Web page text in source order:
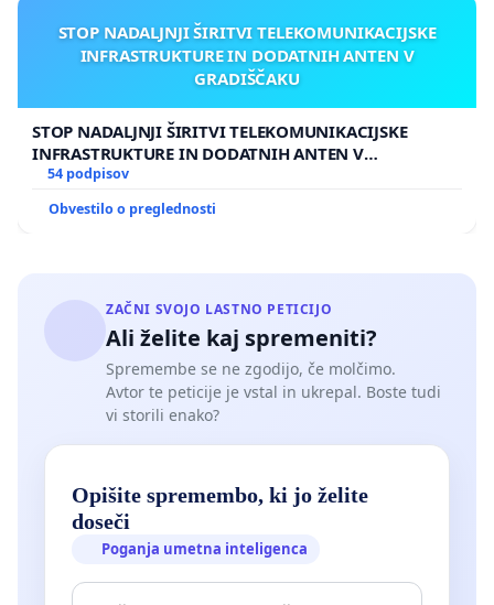
STOP NADALJNJI ŠIRITVI TELEKOMUNIKACIJSKE
INFRASTRUKTURE IN DODATNIH ANTEN V
GRADIŠČAKU
STOP NADALJNJI ŠIRITVI TELEKOMUNIKACIJSKE
INFRASTRUKTURE IN DODATNIH ANTEN V
GRADIŠČAKU
54 podpisov
Obvestilo o preglednosti
ZAČNI SVOJO LASTNO PETICIJO
Ali želite kaj spremeniti?
Spremembe se ne zgodijo, če molčimo.
Avtor te peticije je vstal in ukrepal. Boste tudi
vi storili enako?
Opišite spremembo, ki jo želite
doseči
Poganja umetna inteligenca